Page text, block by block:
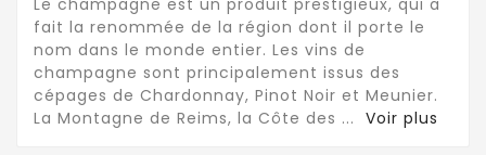
Le champagne est un produit prestigieux, qui a
fait la renommée de la région dont il porte le
nom dans le monde entier. Les vins de
champagne sont principalement issus des
cépages de Chardonnay, Pinot Noir et Meunier.
La Montagne de Reims, la Côte des ... Voir plus